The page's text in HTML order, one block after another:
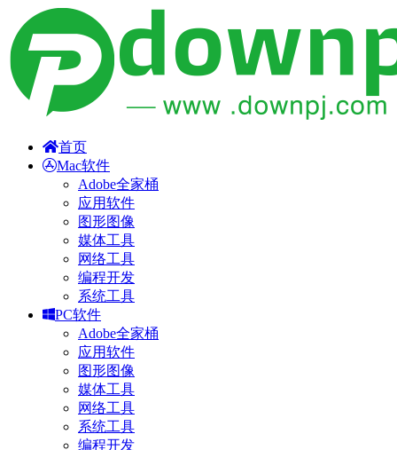
首页
Mac软件
Adobe全家桶
应用软件
图形图像
媒体工具
网络工具
编程开发
系统工具
PC软件
Adobe全家桶
应用软件
图形图像
媒体工具
网络工具
系统工具
编程开发